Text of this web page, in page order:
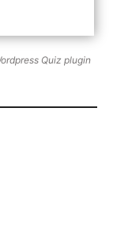
Quiz plugin